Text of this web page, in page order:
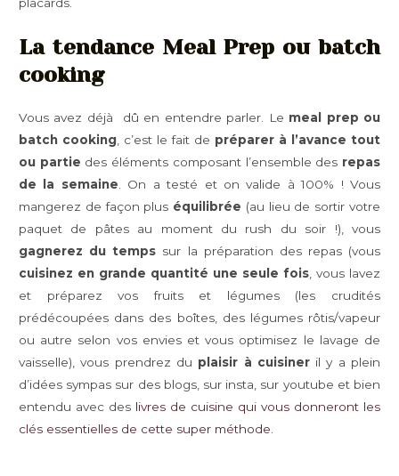
La tendance Meal Prep ou batch
cooking
Vous avez déjà dû en entendre parler. Le meal prep ou
batch cooking , c’est le fait de préparer à l’avance tout
ou partie des éléments composant l’ensemble des repas
de la semaine . On a testé et on valide à 100% ! Vous
mangerez de façon plus équilibrée (au lieu de sortir votre
paquet de pâtes au moment du rush du soir !), vous
gagnerez du temps sur la préparation des repas (vous
cuisinez en grande quantité une seule fois, vous lavez
et préparez vos fruits et légumes (les crudités
prédécoupées dans des boîtes, des légumes rôtis/vapeur
ou autre selon vos envies et vous optimisez le lavage de
vaisselle), vous prendrez du plaisir à cuisineril y a plein
d’idées sympas sur des blogs, sur insta, sur youtube et bien
entendu avec des livres de cuisine qui vous donneront les
clés essentielles de cette super méthode.